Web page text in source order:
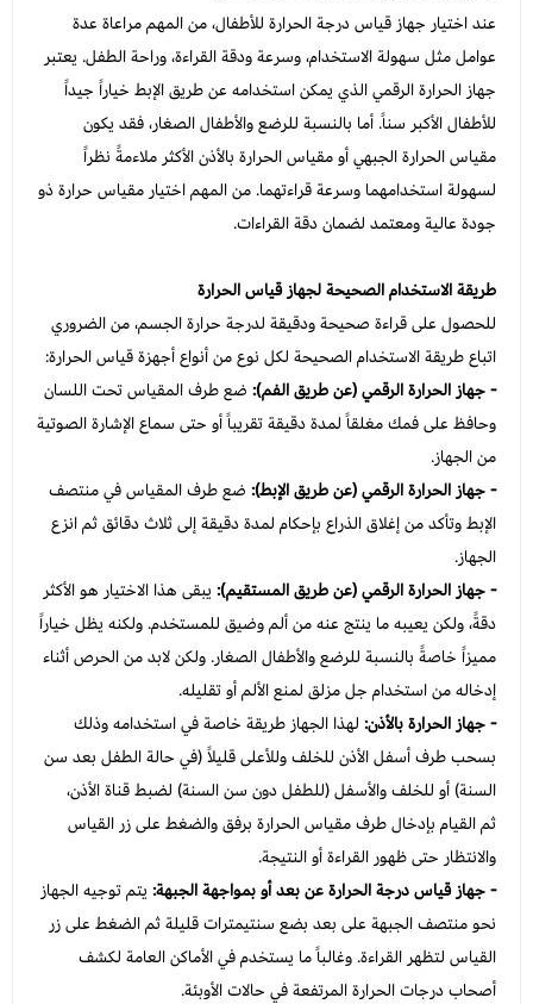
عند اختيار جهاز قياس درجة الحرارة للأطفال، من المهم مراعاة عدة
عوامل مثل سهولة الاستخدام، وسرعة ودقة القراءة، وراحة الطفل. يعتبر
جهاز الحرارة الرقمي الذي يمكن استخدامه عن طريق الإبط خياراً جيداً
للأطفال الأكبر سناً. أما بالنسبة للرضع والأطفال الصغار، فقد يكون
مقياس الحرارة الجبهي أو مقياس الحرارة بالأذن الأكثر ملاءمةً نظراً
لسهولة استخدامهما وسرعة قراءتهما. من المهم اختيار مقياس حرارة ذو
جودة عالية ومعتمد لضمان دقة القراءات.
طريقة الاستخدام الصحيحة لجهاز قياس الحرارة
للحصول على قراءة صحيحة ودقيقة لدرجة حرارة الجسم، من الضروري
اتباع طريقة الاستخدام الصحيحة لكل نوع من أنواع أجهزة قياس الحرارة:
- جهاز الحرارة الرقمي (عن طريق الفم):ضع طرف المقياس تحت اللسان
وحافظ على فمك مغلقاً لمدة دقيقة تقريباً أو حتى سماع الإشارة الصوتية
من الجهاز.
- جهاز الحرارة الرقمي (عن طريق الإبط):ضع طرف المقياس في منتصف
الإبط وتأكد من إغلاق الذراع بإحكام لمدة دقيقة إلى ثلاث دقائق ثم انزع
الجهاز.
- جهاز الحرارة الرقمي (عن طريق المستقيم):يبقى هذا الاختيار هو الأكثر
دقةً، ولكن يعيبه ما ينتج عنه من ألم وضيق للمستخدم. ولكنه يظل خياراً
مميزاً خاصةً بالنسبة للرضع والأطفال الصغار. ولكن لابد من الحرص أثناء
إدخاله من استخدام جل مزلق لمنع الألم أو تقليله.
- جهاز الحرارة بالأذن:لهذا الجهاز طريقة خاصة في استخدامه وذلك
بسحب طرف أسفل الأذن للخلف وللأعلى قليلاً (في حالة الطفل بعد سن
السنة) أو للخلف والأسفل (للطفل دون سن السنة) لضبط قناة الأذن،
ثم القيام بإدخال طرف مقياس الحرارة برفق والضغط على زر القياس
والانتظار حتى ظهور القراءة أو النتيجة.
- جهاز قياس درجة الحرارة عن بعد أو بمواجهة الجبهة:يتم توجيه الجهاز
نحو منتصف الجبهة على بعد بضع سنتيمترات قليلة ثم الضغط على زر
القياس لتظهر القراءة. وغالباً ما يستخدم في الأماكن العامة لكشف
أصحاب درجات الحرارة المرتفعة في حالات الأوبئة.